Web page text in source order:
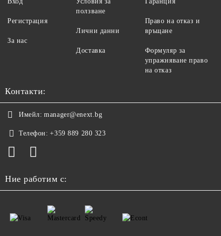
Регистрация
За нас
ползване
Лични данни
Доставка
Право на отказ и
връщане
Формуляр за
упражняване право
на отказ
Контакти:
Имейл: manager@enext.bg
Телефон: +359 889 280 323
Ние работим с: